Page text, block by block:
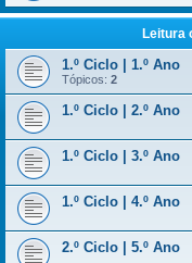
Leitura
1.º Ciclo | 1.º Ano
Tópicos: 2
1.º Ciclo | 2.º Ano
1.º Ciclo | 3.º Ano
1.º Ciclo | 4.º Ano
2.º Ciclo | 5.º Ano